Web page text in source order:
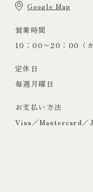
Google Map
営業時間
10：00〜20：00（
定休日
毎週月曜日
お支払い方法
Visa／Mastercard